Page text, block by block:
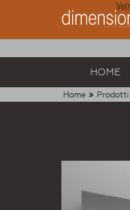
HOME
Home Prodotti